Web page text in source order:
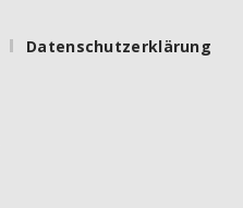
Datenschutzerklärung